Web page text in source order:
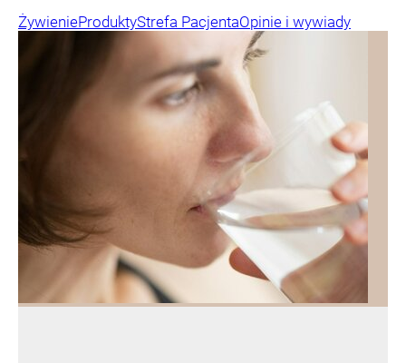
ŻywienieProduktyStrefa PacjentaOpinie i wywiady